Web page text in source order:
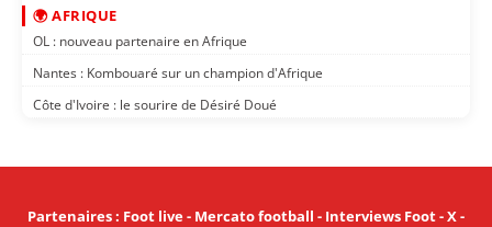
🌍 AFRIQUE
OL : nouveau partenaire en Afrique
Nantes : Kombouaré sur un champion d'Afrique
Côte d'Ivoire : le sourire de Désiré Doué
Partenaires: Foot live- Mercato football - Interviews Foot-X-